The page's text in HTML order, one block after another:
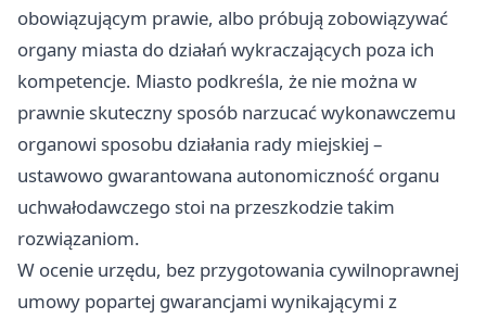
obowiązującym prawie, albo próbują zobowiązywać
organy miasta do działań wykraczających poza ich
kompetencje. Miasto podkreśla, że nie można w
prawnie skuteczny sposób narzucać wykonawczemu
organowi sposobu działania rady miejskiej –
ustawowo gwarantowana autonomiczność organu
uchwałodawczego stoi na przeszkodzie takim
rozwiązaniom.
W ocenie urzędu, bez przygotowania cywilnoprawnej
umowy popartej gwarancjami wynikającymi z